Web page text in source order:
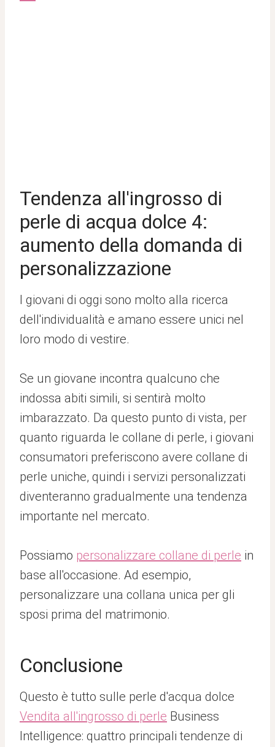
Tendenza all'ingrosso di
perle di acqua dolce 4:
aumento della domanda di
personalizzazione
I giovani di oggi sono molto alla ricerca
dell'individualità e amano essere unici nel
loro modo di vestire.
Se un giovane incontra qualcuno che
indossa abiti simili, si sentirà molto
imbarazzato. Da questo punto di vista, per
quanto riguarda le collane di perle, i giovani
consumatori preferiscono avere collane di
perle uniche, quindi i servizi personalizzati
diventeranno gradualmente una tendenza
importante nel mercato.
Possiamo personalizzare collane di perle in
base all'occasione. Ad esempio,
personalizzare una collana unica per gli
sposi prima del matrimonio.
Conclusione
Questo è tutto sulle perle d'acqua dolce
Vendita all'ingrosso di perle Business
Intelligence: quattro principali tendenze di